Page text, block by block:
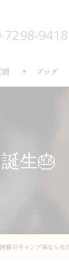
7298-9418
ブログ
生🎂
蘇のキャンプ場なら火